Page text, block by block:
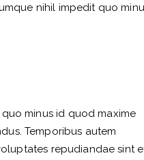
nihil impedit quo
minus id quod maxime
Temporibus autem
repudiandae sint